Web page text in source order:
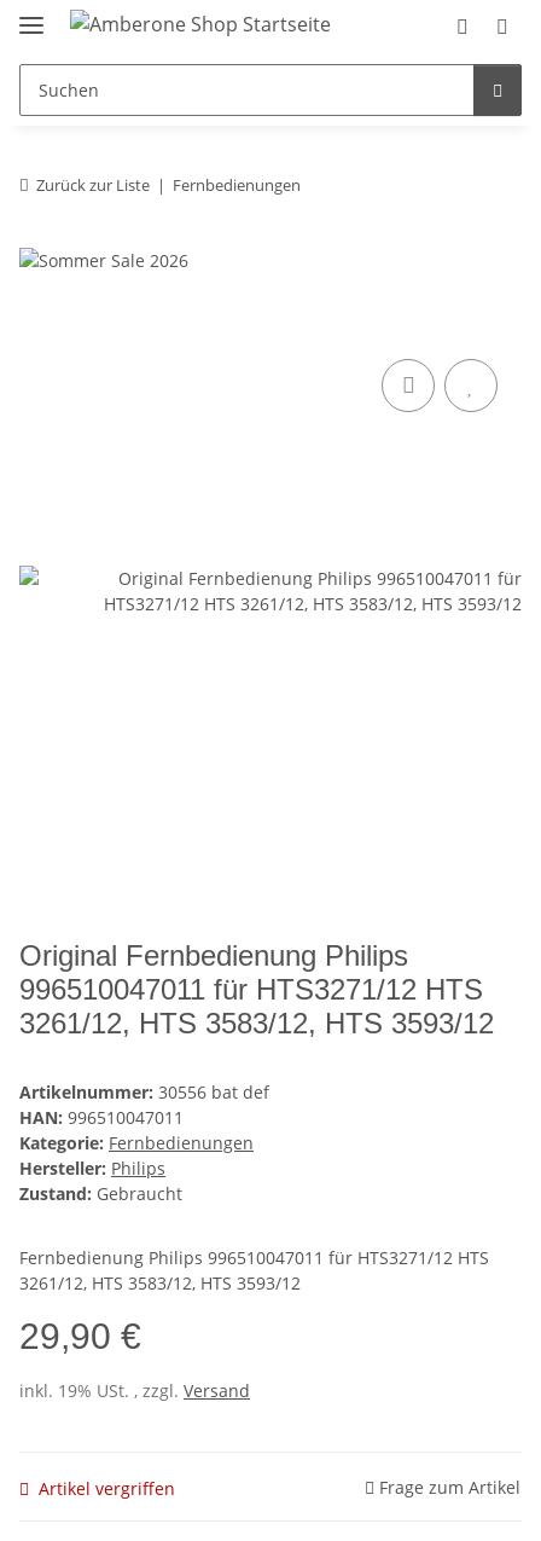
Zurück zur Liste Fernbedienungen
Original Fernbedienung Philips
996510047011 für HTS3271/12 HTS
3261/12, HTS 3583/12, HTS 3593/12
Artikelnummer: 30556 bat def
HAN: 996510047011
Kategorie: Fernbedienungen
Hersteller: Philips
Zustand: Gebraucht
Fernbedienung Philips 996510047011 für HTS3271/12 HTS
3261/12, HTS 3583/12, HTS 3593/12
29,90 €
inkl. 19% USt. , zzgl. Versand
Artikel vergriffen Frage zum Artikel